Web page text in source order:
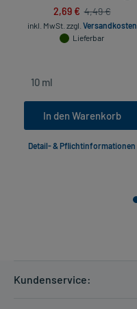
2,69 € 4,49 €
inkl. MwSt. zzgl. Versandkosten
Lieferbar
In den Warenkorb
Detail- & Pflichtinformationen
Kundenservice: